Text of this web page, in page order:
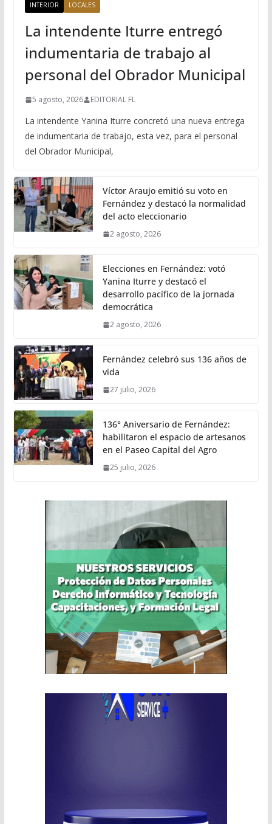
INTERIOR LOCALES
La intendente Iturre entregó
indumentaria de trabajo al
personal del Obrador Municipal
5 agosto, 2026 EDITORIAL FL
La intendente Yanina Iturre concretó una nueva entrega
de indumentaria de trabajo, esta vez, para el personal
del Obrador Municipal,
Víctor Araujo emitió su voto en
Fernández y destacó la normalidad
del acto eleccionario
2 agosto, 2026
Elecciones en Fernández: votó
Yanina Iturre y destacó el
desarrollo pacífico de la jornada
democrática
2 agosto, 2026
Fernández celebró sus 136 años de
vida
27 julio, 2026
136° Aniversario de Fernández:
habilitaron el espacio de artesanos
en el Paseo Capital del Agro
25 julio, 2026